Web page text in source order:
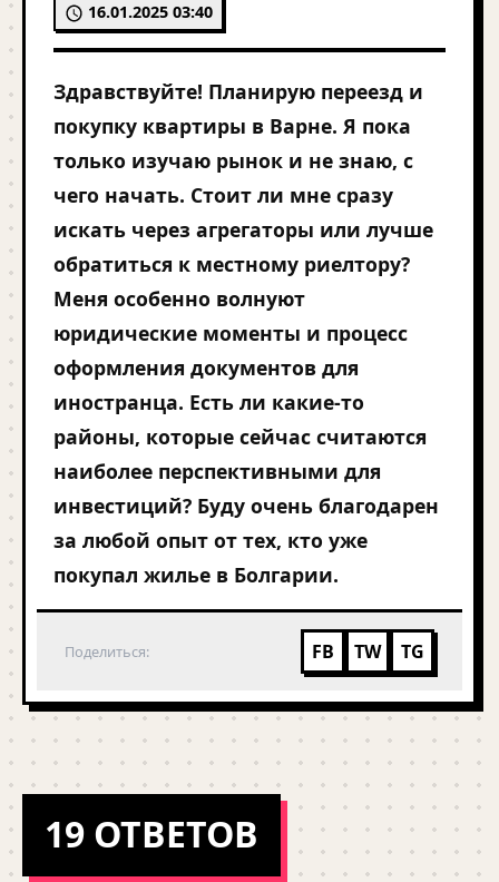
16.01.2025 03:40
Здравствуйте! Планирую переезд и
покупку квартиры в Варне. Я пока
только изучаю рынок и не знаю, с
чего начать. Стоит ли мне сразу
искать через агрегаторы или лучше
обратиться к местному риелтору?
Меня особенно волнуют
юридические моменты и процесс
оформления документов для
иностранца. Есть ли какие-то
районы, которые сейчас считаются
наиболее перспективными для
инвестиций? Буду очень благодарен
за любой опыт от тех, кто уже
покупал жилье в Болгарии.
Поделиться: FB TW TG
19 ОТВЕТОВ